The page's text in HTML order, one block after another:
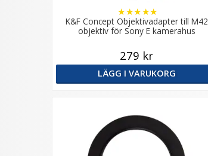
K&F Concept Objektivadapter till M42
objektiv för Sony E kamerahus
★★★★★
279 kr
LÄGG I VARUKORG